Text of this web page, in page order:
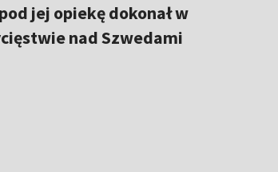
jej opiekę dokonał w
nad Szwedami